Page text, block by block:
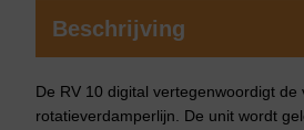
Beschrijving
De RV 10 digital vertegenwoordigt
rotatieverdamperlijn. De unit wordt